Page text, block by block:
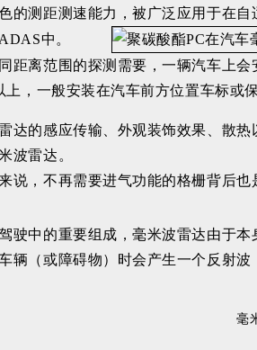
的测距测速能力，被广泛应用于在
ADAS中。
距离范围的探测需要，一辆汽车上
上，一般安装在汽车前方位置车标或
达的感应传输、外观装饰效果、散
波雷达。
说，不再需要进气功能的格栅背后也
驶中的重要组成，毫米波雷达由于
辆（或障碍物）时会产生一个反射
毫